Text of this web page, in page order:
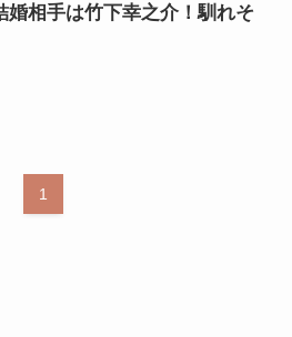
婚相手は竹下幸之介！馴れそ
1